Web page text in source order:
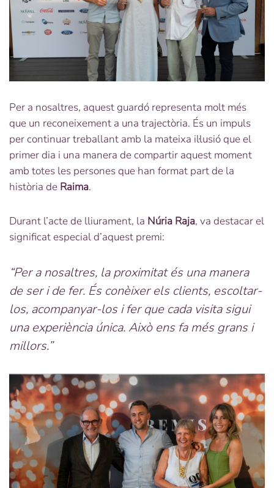
Per a nosaltres, aquest guardó representa molt més
que un reconeixement a una trajectòria. És un impuls
per continuar treballant amb la mateixa il·lusió que el
primer dia i una manera de compartir aquest moment
amb totes les persones que han format part de la
història de Raima.
Durant l’acte de lliurament, la Núria Raja, va destacar el
significat especial d’aquest premi:
“Per a nosaltres, la proximitat és una manera
de ser i de fer. És conèixer els clients, escoltar-
los, acompanyar-los i fer que cada visita sigui
una experiència única. Això ens fa més grans i
millors.”